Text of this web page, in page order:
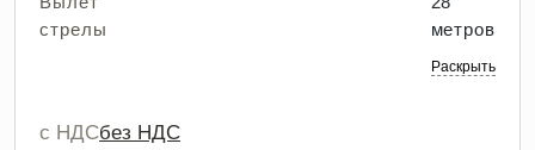
стрелы
метров
Раскрыть
с НДСбез НДС